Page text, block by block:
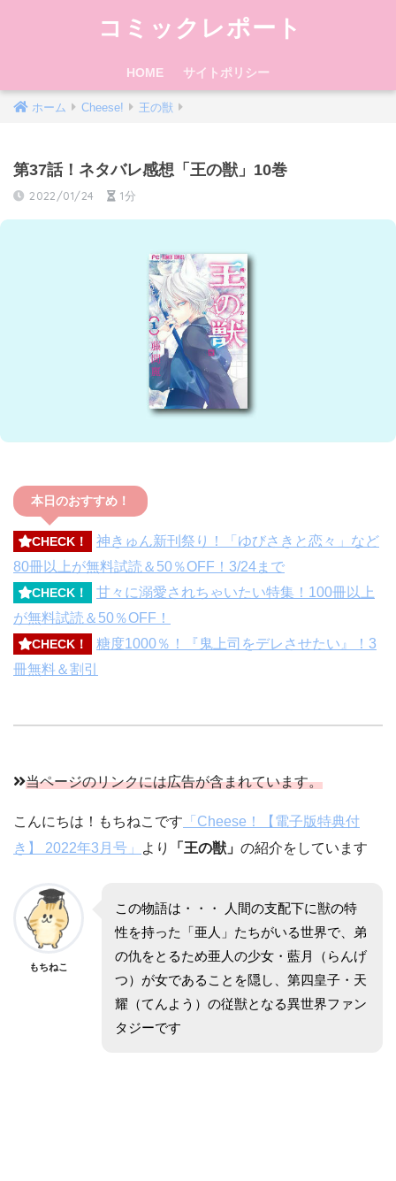
コミックレポート
HOME サイトポリシー
ホーム Cheese! 王の獣
第37話！ネタバレ感想「王の獣」10巻
2022/01/24 1分
本日のおすすめ！
CHECK！
神きゅん新刊祭り！「ゆびさきと恋々」など
80冊以上が無料試読＆50％OFF！3/24まで
CHECK！
甘々に溺愛されちゃいたい特集！100冊以上
が無料試読＆50％OFF！
CHECK！
糖度1000％！『鬼上司をデレさせたい』！3
冊無料＆割引
当ページのリンクには広告が含まれています。
こんにちは！もちねこです 「Cheese！【電子版特典付
き】 2022年3月号」
より 「王の獣」 の紹介をしています
もちねこ
この物語は・・・ 人間の支配下に獣の特
性を持った「亜人」たちがいる世界で、弟
の仇をとるため亜人の少女・藍月（らんげ
つ）が女であることを隠し、第四皇子・天
耀（てんよう）の従獣となる異世界ファン
タジーです